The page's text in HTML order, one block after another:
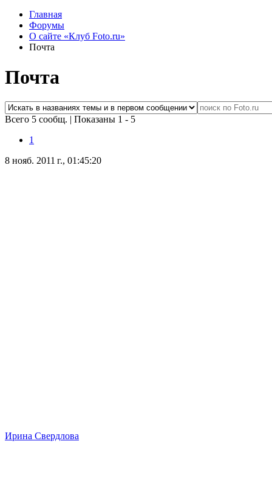
Главная
Форумы
О сайте «Клуб Foto.ru»
Почта
Почта
Всего 5 сообщ. | Показаны 1 - 5
1
8 нояб. 2011 г., 01:45:20
Ирина Свердлова